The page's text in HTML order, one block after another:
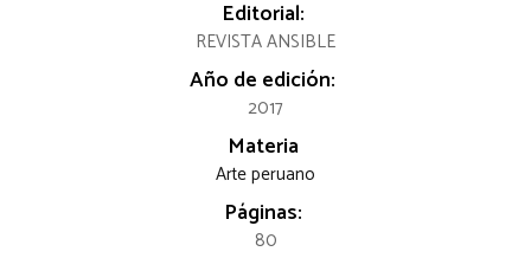
Editorial:
REVISTA ANSIBLE
Año de edición:
2017
Materia
Arte peruano
Páginas:
80